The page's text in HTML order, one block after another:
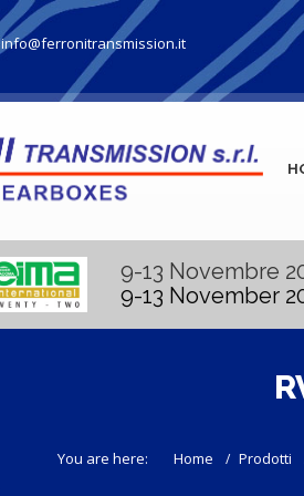
info@ferronitransmission.it
9-13 Novembre
9-13 November
You are here: Home Prodotti